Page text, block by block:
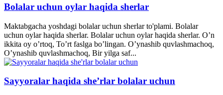
Bolalar uchun oylar haqida sherlar
Maktabgacha yoshdagi bolalar uchun sherlar to'plami. Bolalar
uchun oylar haqida sherlar. Bolalar uchun oylar haqida sherlar. O’n
ikkita oy o’rtoq, To’rt faslga bo’lingan. O’ynashib quvlashmachoq,
O’ynashib quvlashmachoq, Bir yilga saf...
Sayyoralar haqida she’rlar bolalar uchun